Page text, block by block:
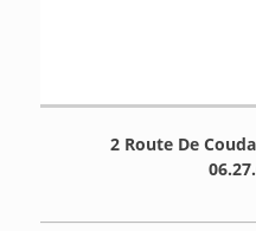
2 Route De